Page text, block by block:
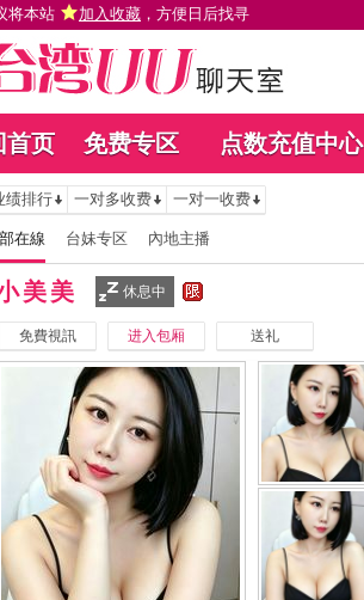
将本站 加入收藏 ，方便日后找寻
首页 免费专区 点数充值中心
绩排行 一对多收费 一对一收费
在線 台妹专区 內地主播
美美 休息中
免費視訊 进入包厢 送礼